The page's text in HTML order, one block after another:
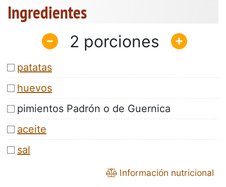
Ingredientes
2
patatas
huevos
pimientos Padrón o de Guernica
aceite
sal
Información nutricional